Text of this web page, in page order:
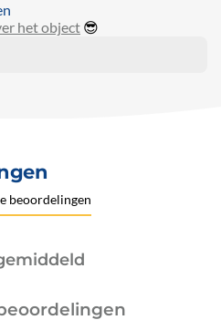
het object 😎
beoordelingen